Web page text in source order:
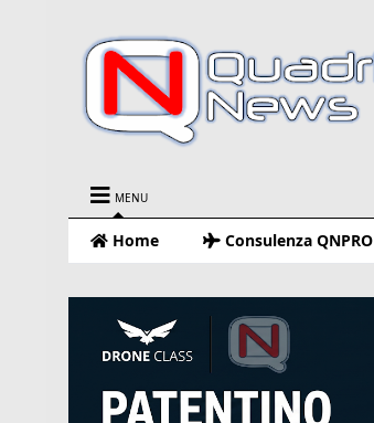
MENU
Home Consulenza QNPRO